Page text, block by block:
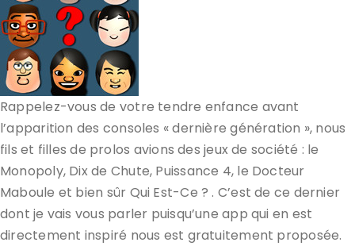
Rappelez-vous de votre tendre enfance avant
l’apparition des consoles « dernière génération », nous
fils et filles de prolos avions des jeux de société : le
Monopoly, Dix de Chute, Puissance 4, le Docteur
Maboule et bien sûr Qui Est-Ce ? . C’est de ce dernier
dont je vais vous parler puisqu’une app qui en est
directement inspiré nous est gratuitement proposée.